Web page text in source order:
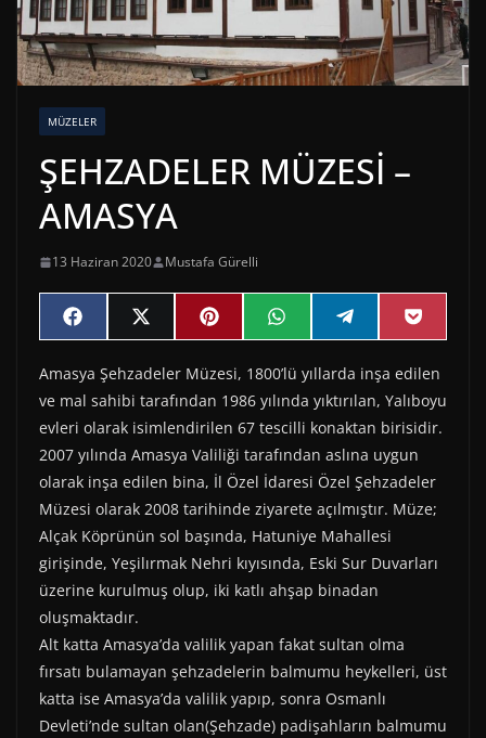
MÜZELER
ŞEHZADELER MÜZESİ –
AMASYA
13 Haziran 2020 Mustafa Gürelli
Share
on
F
a
e
b
o
o
k
Share
on
X
(
w
i
t
t
e
r
)
Share
on
P
i
t
e
r
e
s
t
Share
on
W
h
t
s
A
p
p
Share
on
e
e
g
r
a
m
Share
on
P
o
k
e
t
Amasya Şehzadeler Müzesi, 1800’lü yıllarda inşa edilen
ve mal sahibi tarafından 1986 yılında yıktırılan, Yalıboyu
evleri olarak isimlendirilen 67 tescilli konaktan birisidir.
2007 yılında Amasya Valiliği tarafından aslına uygun
olarak inşa edilen bina, İl Özel İdaresi Özel Şehzadeler
Müzesi olarak 2008 tarihinde ziyarete açılmıştır. Müze;
Alçak Köprünün sol başında, Hatuniye Mahallesi
girişinde, Yeşilırmak Nehri kıyısında, Eski Sur Duvarları
üzerine kurulmuş olup, iki katlı ahşap binadan
oluşmaktadır.
Alt katta Amasya’da valilik yapan fakat sultan olma
fırsatı bulamayan şehzadelerin balmumu heykelleri, üst
katta ise Amasya’da valilik yapıp, sonra Osmanlı
Devleti’nde sultan olan(Şehzade) padişahların balmumu